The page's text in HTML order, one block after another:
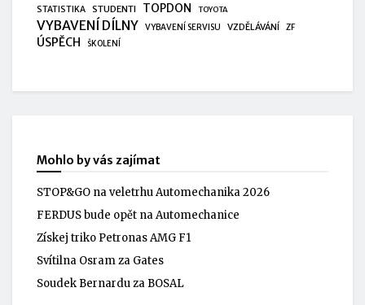
STATISTIKA STUDENTI TOPDON TOYOTA
VYBAVENÍ DÍLNY VYBAVENÍ SERVISU VZDĚLÁVÁNÍ ZF
ÚSPĚCH ŠKOLENÍ
Mohlo by vás zajímat
STOP&GO na veletrhu Automechanika 2026
FERDUS bude opět na Automechanice
Získej triko Petronas AMG F1
Svítilna Osram za Gates
Soudek Bernardu za BOSAL